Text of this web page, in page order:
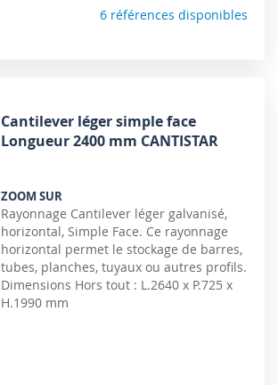
6 références disponibles
Cantilever léger simple face
Longueur 2400 mm CANTISTAR
ZOOM SUR
Rayonnage Cantilever léger galvanisé,
horizontal, Simple Face. Ce rayonnage
horizontal permet le stockage de barres,
tubes, planches, tuyaux ou autres profils.
Dimensions Hors tout : L.2640 x P.725 x
H.1990 mm